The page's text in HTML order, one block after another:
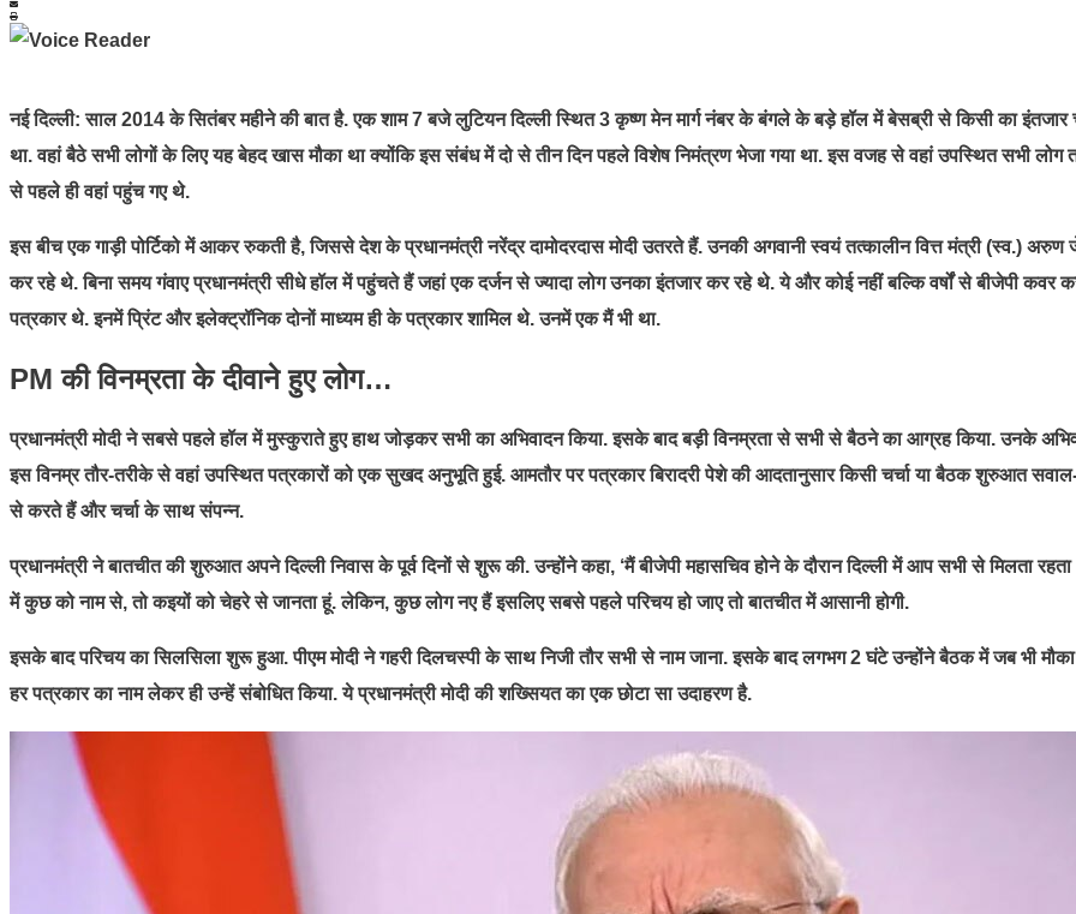
नई दिल्ली: साल 2014 के सितंबर महीने की बात है. एक शाम 7 बजे लुटियन दिल्ली स्थित 3 कृष्ण मेन मार्ग नंबर के बंगले के बड़े हॉल में बेसब्री से किसी का इंतजार
था. वहां बैठे सभी लोगों के लिए यह बेहद खास मौका था क्योंकि इस संबंध में दो से तीन दिन पहले विशेष निमंत्रण भेजा गया था. इस वजह से वहां उपस्थित सभी लोग
से पहले ही वहां पहुंच गए थे.
इस बीच एक गाड़ी पोर्टिको में आकर रुकती है, जिससे देश के प्रधानमंत्री नरेंद्र दामोदरदास मोदी उतरते हैं. उनकी अगवानी स्वयं तत्कालीन वित्त मंत्री (स्व.) अरुण
कर रहे थे. बिना समय गंवाए प्रधानमंत्री सीधे हॉल में पहुंचते हैं जहां एक दर्जन से ज्यादा लोग उनका इंतजार कर रहे थे. ये और कोई नहीं बल्कि वर्षों से बीजेपी कवर
पत्रकार थे. इनमें प्रिंट और इलेक्ट्रॉनिक दोनों माध्यम ही के पत्रकार शामिल थे. उनमें एक मैं भी था.
PM की विनम्रता के दीवाने हुए लोग…
प्रधानमंत्री मोदी ने सबसे पहले हॉल में मुस्कुराते हुए हाथ जोड़कर सभी का अभिवादन किया. इसके बाद बड़ी विनम्रता से सभी से बैठने का आग्रह किया. उनके
इस विनम्र तौर-तरीके से वहां उपस्थित पत्रकारों को एक सुखद अनुभूति हुई. आमतौर पर पत्रकार बिरादरी पेशे की आदतानुसार किसी चर्चा या बैठक शुरुआत
से करते हैं और चर्चा के साथ संपन्न.
प्रधानमंत्री ने बातचीत की शुरुआत अपने दिल्ली निवास के पूर्व दिनों से शुरू की. उन्होंने कहा, ‘मैं बीजेपी महासचिव होने के दौरान दिल्ली में आप सभी से मिलता
में कुछ को नाम से, तो कइयों को चेहरे से जानता हूं. लेकिन, कुछ लोग नए हैं इसलिए सबसे पहले परिचय हो जाए तो बातचीत में आसानी होगी.
इसके बाद परिचय का सिलसिला शुरू हुआ. पीएम मोदी ने गहरी दिलचस्पी के साथ निजी तौर सभी से नाम जाना. इसके बाद लगभग 2 घंटे उन्होंने बैठक में जब भी मौका
हर पत्रकार का नाम लेकर ही उन्हें संबोधित किया. ये प्रधानमंत्री मोदी की शख्सियत का एक छोटा सा उदाहरण है.